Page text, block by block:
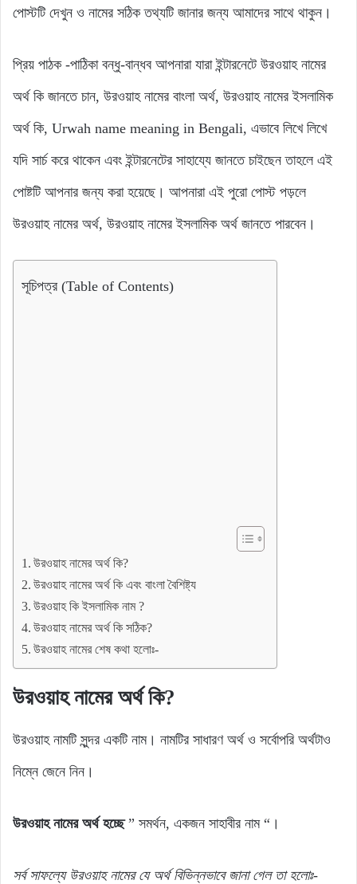
পোস্টটি দেখুন ও নামের সঠিক তথ্যটি জানার জন্য আমাদের সাথে থাকুন।
প্রিয় পাঠক -পাঠিকা বন্ধু-বান্ধব আপনারা যারা ইন্টারনেটে উরওয়াহ নামের
অর্থ কি জানতে চান, উরওয়াহ নামের বাংলা অর্থ, উরওয়াহ নামের ইসলামিক
অর্থ কি, Urwah name meaning in Bengali, এভাবে লিখে লিখে
যদি সার্চ করে থাকেন এবং ইন্টারনেটের সাহায্যে জানতে চাইছেন তাহলে এই
পোষ্টটি আপনার জন্য করা হয়েছে। আপনারা এই পুরো পোস্ট পড়লে
উরওয়াহ নামের অর্থ, উরওয়াহ নামের ইসলামিক অর্থ জানতে পারবেন।
সূচিপত্র (Table of Contents)
উরওয়াহ নামের অর্থ কি?
উরওয়াহ নামের অর্থ কি এবং বাংলা বৈশিষ্ট্য
উরওয়াহ কি ইসলামিক নাম ?
উরওয়াহ নামের অর্থ কি সঠিক?
উরওয়াহ নামের শেষ কথা হলোঃ-
উরওয়াহ নামের অর্থ কি?
উরওয়াহ নামটি সুন্দর একটি নাম। নামটির সাধারণ অর্থ ও সর্বোপরি অর্থটাও
নিম্নে জেনে নিন।
উরওয়াহ নামের অর্থ হচ্ছে” সমর্থন, একজন সাহাবীর নাম “।
সর্ব সাফল্যে উরওয়াহ নামের যে অর্থ বিভিন্নভাবে জানা গেল তা হলোঃ-